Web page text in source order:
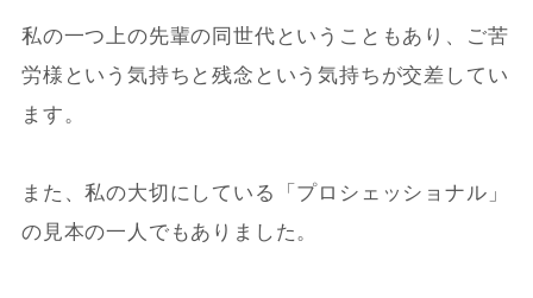
私の一つ上の先輩の同世代ということもあり、ご苦
労様という気持ちと残念という気持ちが交差してい
ます。
また、私の大切にしている「プロシェッショナル」
の見本の一人でもありました。